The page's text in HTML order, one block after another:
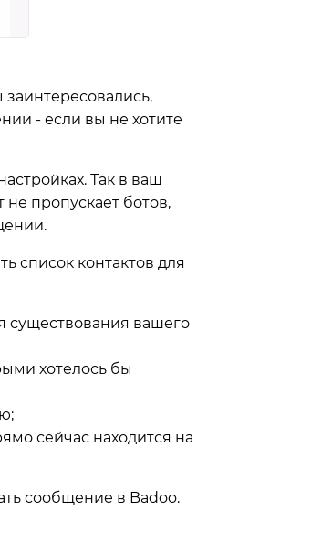
заинтересовались,
- если вы не хотите
Так в ваш
пропускает ботов,
список контактов для
существования вашего
хотелось бы
сейчас находится на
сообщение в Badoo.